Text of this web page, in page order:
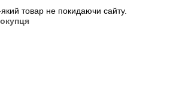
товар не покидаючи сайту.